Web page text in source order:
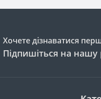
Хочете дізнаватися
Підпишіться на нашу